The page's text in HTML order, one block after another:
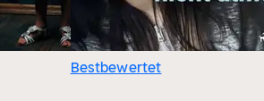
Bestbewertet